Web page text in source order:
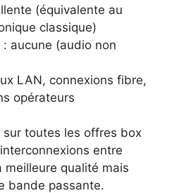
(équivalente au
classique)
: aucune (audio non
LAN, connexions fibre,
opérateurs
sur toutes les offres box
entre
meilleure qualité mais
bande passante.